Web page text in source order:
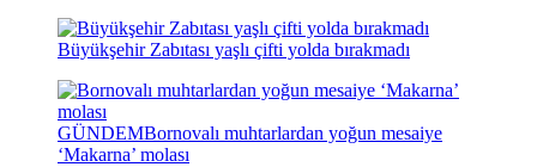
Büyükşehir Zabıtası yaşlı çifti yolda bırakmadı
GÜNDEMBornovalı muhtarlardan yoğun mesaiye
‘Makarna’ molası